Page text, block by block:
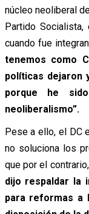
núcleo neoliberal
Partido
cuando fue
tenemos como
políticas dejaron
porque he
neoliberalismo”.
Pese a ello, el DC
no soluciona los
que por el
dijo respaldar la
para reformas a